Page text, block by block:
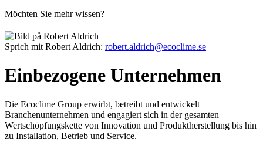
Möchten Sie mehr wissen?
Sprich mit Robert Aldrich: robert.aldrich@ecoclime.se
Einbezogene Unternehmen
Die Ecoclime Group erwirbt, betreibt und entwickelt
Branchenunternehmen und engagiert sich in der gesamten
Wertschöpfungskette von Innovation und Produktherstellung bis hin
zu Installation, Betrieb und Service.